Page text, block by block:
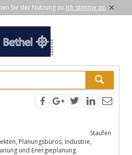
Sie der Nutzung zu.Ich stimme zu. ×
Staufen
und Energieplanung.